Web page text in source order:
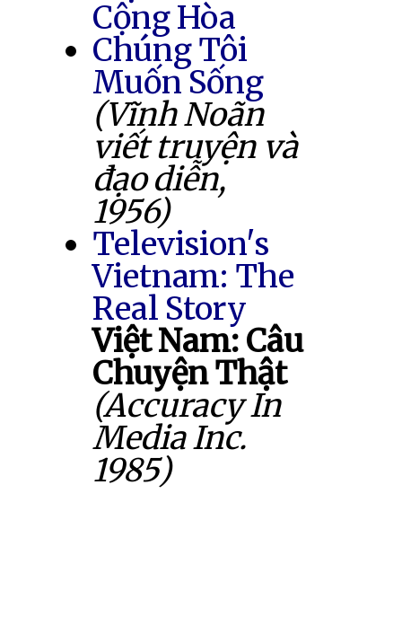
Cộng Hòa
Chúng Tôi
Muốn Sống
(Vĩnh Noãn
viết truyện và
đạo diễn,
1956)
Television's
Vietnam: The
Real Story
Việt Nam: Câu
Chuyện Thật
(Accuracy In
Media Inc.
1985)